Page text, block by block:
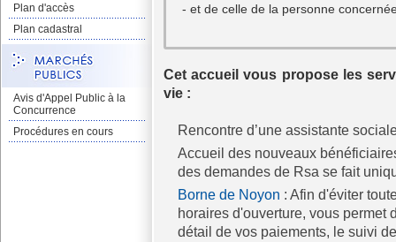
Plan d'accès
Plan cadastral
Avis d'Appel Public à la
Concurrence
Procédures en cours
- et de celle de la personne
Cet accueil vous propose les
vie :
Rencontre d’une assistante
Accueil des nouveaux
des demandes de Rsa se fait
Borne de Noyon : Afin d'éviter
horaires d'ouverture, vous permet
détail de vos paiements, le suivi